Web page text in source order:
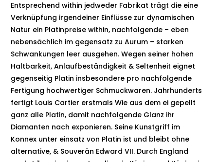
Entsprechend within jedweder Fabrikat trägt die eine
Verknüpfung irgendeiner Einflüsse zur dynamischen
Natur ein Platinpreise within, nachfolgende – eben
nebensächlich im gegensatz zu Aurum – starken
Schwankungen leer ausgehen. Wegen seiner hohen
Haltbarkeit, Anlaufbeständigkeit & Seltenheit eignet
gegenseitig Platin insbesondere pro nachfolgende
Fertigung hochwertiger Schmuckwaren. Jahrhunderts
fertigt Louis Cartier erstmals Wie aus dem ei gepellt
ganz alle Platin, damit nachfolgende Glanz ihr
Diamanten nach exponieren. Seine Kunstgriff im
Konnex unter einsatz von Platin ist und bleibt ohne
alternative, & Souverän Edward VII. Durch England